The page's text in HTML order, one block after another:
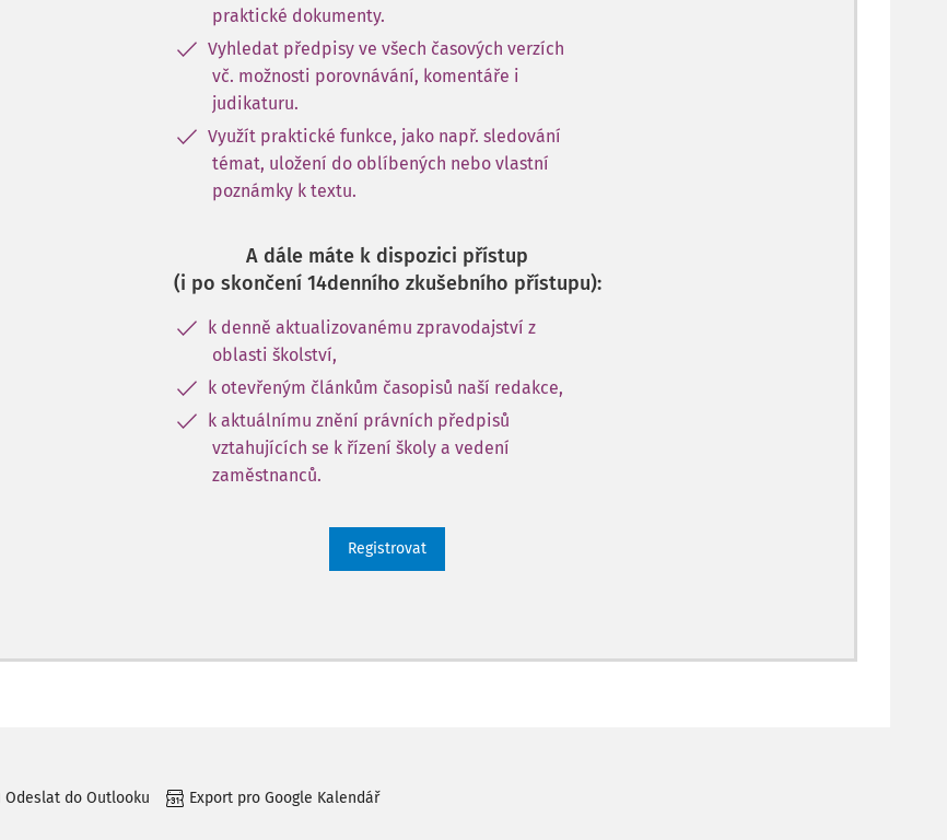
praktické dokumenty.
Vyhledat předpisy ve všech časových verzích
vč. možnosti porovnávání, komentáře i
judikaturu.
Využít praktické funkce, jako např. sledování
témat, uložení do oblíbených nebo vlastní
poznámky k textu.
A dále máte k dispozici přístup
(i po skončení 14denního zkušebního přístupu):
k denně aktualizovanému zpravodajství z
oblasti školství,
k otevřeným článkům časopisů naší redakce,
k aktuálnímu znění právních předpisů
vztahujících se k řízení školy a vedení
zaměstnanců.
Registrovat
Odeslat do Outlooku Export pro Google Kalendář